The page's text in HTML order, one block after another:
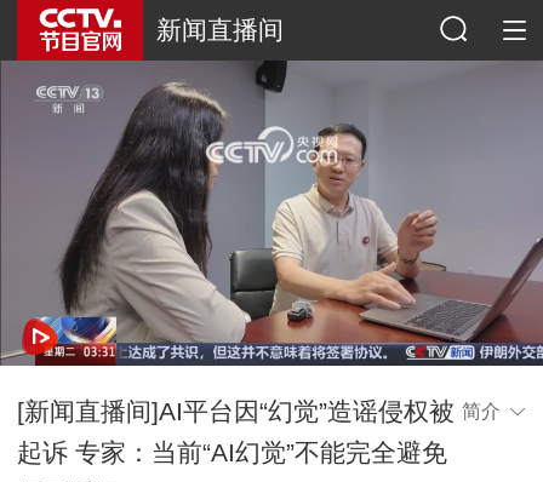
新闻直播间
网络开小差了，请稍后再试
[新闻直播间]AI平台因“幻觉”造谣侵权被
起诉 专家：当前“AI幻觉”不能完全避免
简介